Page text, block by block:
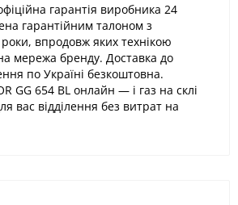
гарантія виробника 24
гарантійним талоном з
впродовж яких технікою
мережа бренду. Доставка до
по Україні безкоштовна.
GG 654 BL онлайн — і газ на склі
вас відділення без витрат на